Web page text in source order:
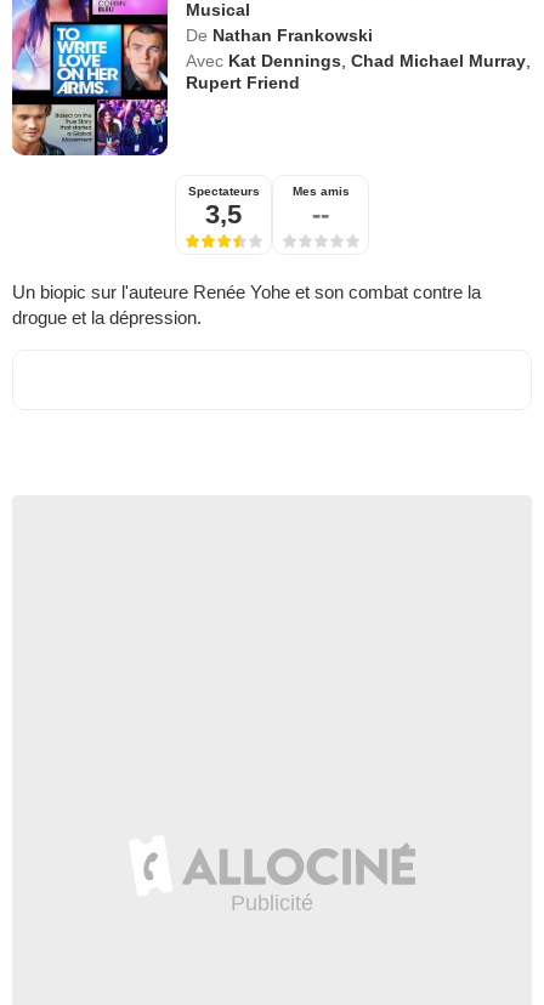
Musical
De Nathan Frankowski
Avec Kat Dennings ,Chad Michael Murray
Rupert Friend
Spectateurs
3,5
Mes amis
--
Un biopic sur l'auteure Renée Yohe et son combat contre la
drogue et la dépression.